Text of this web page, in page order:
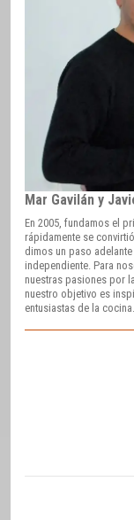
Mar Gavilán y
En 2005, fundamos el
rápidamente se
dimos un paso
independiente. Para
nuestras pasiones por
nuestro objetivo es
entusiastas de la cocina.